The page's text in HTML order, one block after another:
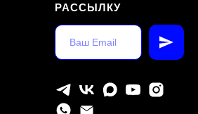
РАССЫЛКУ